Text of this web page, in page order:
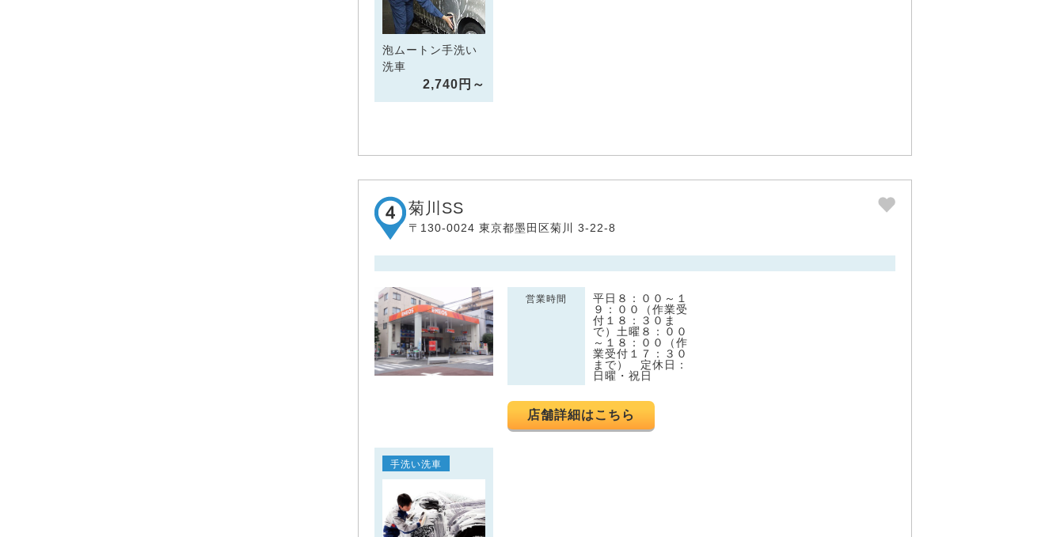
泡ムートン手洗い
洗車
2,740円～
菊川SS
〒130-0024 東京都墨田区菊川 3-22-8
営業時間
平日８：００～１
９：００（作業受
付１８：３０ま
で）土曜８：００
～１８：００（作
業受付１７：３０
まで） 定休日：
日曜・祝日
店舗詳細はこちら
手洗い洗車